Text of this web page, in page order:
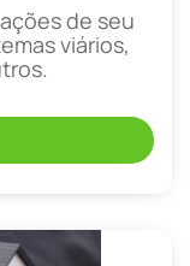
de seu
viários,